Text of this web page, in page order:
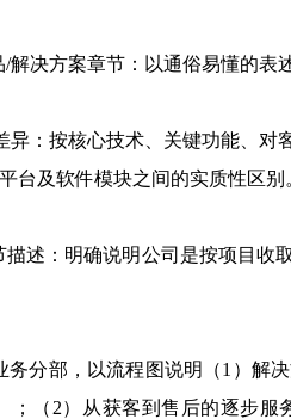
解决方案章节：以通俗易懂的表
异：按核心技术、关键功能、
台及软件模块之间的实质性区别
描述：明确说明公司是按项目
务分部，以流程图说明（1）解
；（2）从获客到售后的逐步